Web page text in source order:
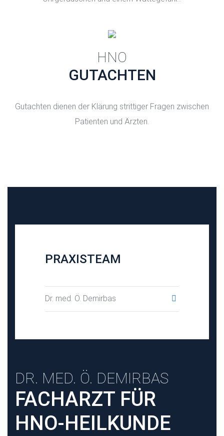
HNO
GUTACHTEN
Gutachten dienen der Klärung strittiger Fragen zwischen
Patienten und Ärzten.
PRAXISTEAM
Dr. med. Ö. Demirbas
DR. MED. Ö. DEMIRBAS
FACHARZT FÜR
HNO-HEILKUNDE